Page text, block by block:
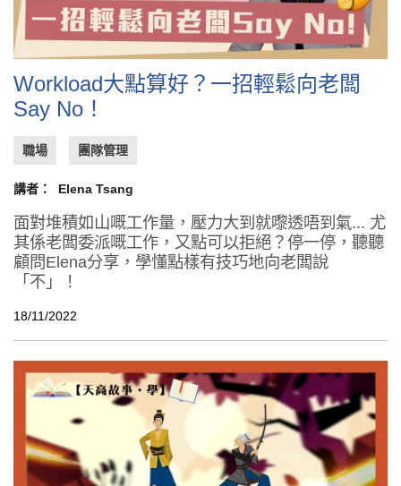
Workload大點算好？一招輕鬆向老闆
Say No！
職場 團隊管理
講者： Elena Tsang
面對堆積如山嘅工作量，壓力大到就嚟透唔到氣... 尤
其係老闆委派嘅工作，又點可以拒絕？停一停，聽聽
顧問Elena分享，學懂點樣有技巧地向老闆說
「不」！
18/11/2022